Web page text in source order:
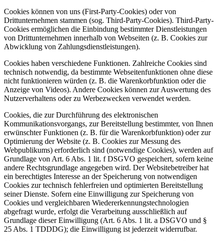
Cookies können von uns (First-Party-Cookies) oder von
Drittunternehmen stammen (sog. Third-Party-Cookies). Third-Party-
Cookies ermöglichen die Einbindung bestimmter Dienstleistungen
von Drittunternehmen innerhalb von Webseiten (z. B. Cookies zur
Abwicklung von Zahlungsdienstleistungen).
Cookies haben verschiedene Funktionen. Zahlreiche Cookies sind
technisch notwendig, da bestimmte Webseitenfunktionen ohne diese
nicht funktionieren würden (z. B. die Warenkorbfunktion oder die
Anzeige von Videos). Andere Cookies können zur Auswertung des
Nutzerverhaltens oder zu Werbezwecken verwendet werden.
Cookies, die zur Durchführung des elektronischen
Kommunikationsvorgangs, zur Bereitstellung bestimmter, von Ihnen
erwünschter Funktionen (z. B. für die Warenkorbfunktion) oder zur
Optimierung der Website (z. B. Cookies zur Messung des
Webpublikums) erforderlich sind (notwendige Cookies), werden auf
Grundlage von Art. 6 Abs. 1 lit. f DSGVO gespeichert, sofern keine
andere Rechtsgrundlage angegeben wird. Der Websitebetreiber hat
ein berechtigtes Interesse an der Speicherung von notwendigen
Cookies zur technisch fehlerfreien und optimierten Bereitstellung
seiner Dienste. Sofern eine Einwilligung zur Speicherung von
Cookies und vergleichbaren Wiedererkennungstechnologien
abgefragt wurde, erfolgt die Verarbeitung ausschließlich auf
Grundlage dieser Einwilligung (Art. 6 Abs. 1 lit. a DSGVO und §
25 Abs. 1 TDDDG); die Einwilligung ist jederzeit widerrufbar.